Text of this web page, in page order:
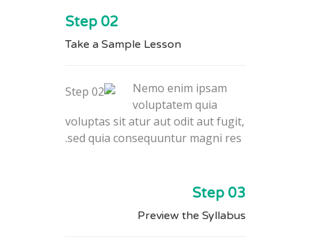
Step 02
Take a Sample Lesson
Nemo enim ipsam
voluptatem quia
voluptas sit atur aut odit aut fugit,
sed quia consequuntur magni res.
Step 03
Preview the Syllabus